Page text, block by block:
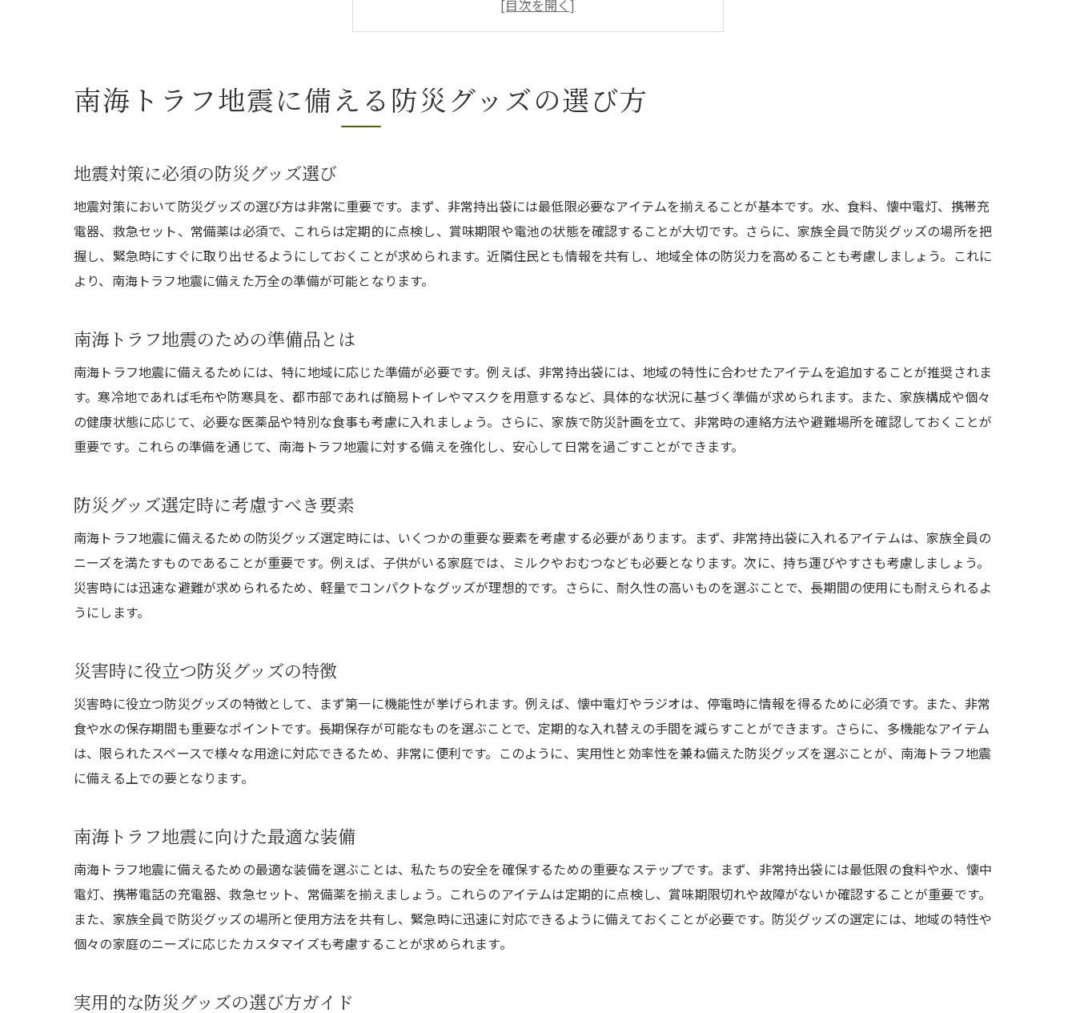
災害時に役立つ防災グッズの特徴
実用的な防災グッズの選び方ガイド
お役立ち情報！地震対策の新常識を学ぶ
地震対策の常識に変革をもたらす知識
南海トラフ地震に備える新しい対策
地震対策の進化を理解するポイント
地震対策のトレンドを知るメリット
地震対策の基礎を固める準備法
防災グッズ準備の基礎知識を解説
南海トラフ地震に向けた準備の重要性
地震対策の基本！効率的な準備法
非常持出袋に欠かせない必須アイテム
災害時に役立つアイテムリスト公開
非常持出袋に何を入れるべきか
家族で始める！地震対策と防災計画の共有
家族全員の防災意識を高める方法
家庭で取り組む地震対策の実践
家庭での地震対策のステップバイステップ
防災グッズの点検と管理方法を知る
定期的な防災グッズの点検法
防災グッズの管理をスムーズにするコツ
南海トラフ地震に備える防災グッズの選び方
地震対策に必須の防災グッズ選び
地震対策において防災グッズの選び方は非常に重要です。まず、非常持出袋には最低限必要なアイテムを揃えることが基本です。水、食料、懐中電灯、携帯充
電器、救急セット、常備薬は必須で、これらは定期的に点検し、賞味期限や電池の状態を確認することが大切です。さらに、家族全員で防災グッズの場所を把
握し、緊急時にすぐに取り出せるようにしておくことが求められます。近隣住民とも情報を共有し、地域全体の防災力を高めることも考慮しましょう。これに
より、南海トラフ地震に備えた万全の準備が可能となります。
南海トラフ地震のための準備品とは
南海トラフ地震に備えるためには、特に地域に応じた準備が必要です。例えば、非常持出袋には、地域の特性に合わせたアイテムを追加することが推奨されま
す。寒冷地であれば毛布や防寒具を、都市部であれば簡易トイレやマスクを用意するなど、具体的な状況に基づく準備が求められます。また、家族構成や個々
の健康状態に応じて、必要な医薬品や特別な食事も考慮に入れましょう。さらに、家族で防災計画を立て、非常時の連絡方法や避難場所を確認しておくことが
重要です。これらの準備を通じて、南海トラフ地震に対する備えを強化し、安心して日常を過ごすことができます。
防災グッズ選定時に考慮すべき要素
南海トラフ地震に備えるための防災グッズ選定時には、いくつかの重要な要素を考慮する必要があります。まず、非常持出袋に入れるアイテムは、家族全員の
ニーズを満たすものであることが重要です。例えば、子供がいる家庭では、ミルクやおむつなども必要となります。次に、持ち運びやすさも考慮しましょう。
災害時には迅速な避難が求められるため、軽量でコンパクトなグッズが理想的です。さらに、耐久性の高いものを選ぶことで、長期間の使用にも耐えられるよ
うにします。
災害時に役立つ防災グッズの特徴
災害時に役立つ防災グッズの特徴として、まず第一に機能性が挙げられます。例えば、懐中電灯やラジオは、停電時に情報を得るために必須です。また、非常
食や水の保存期間も重要なポイントです。長期保存が可能なものを選ぶことで、定期的な入れ替えの手間を減らすことができます。さらに、多機能なアイテム
は、限られたスペースで様々な用途に対応できるため、非常に便利です。このように、実用性と効率性を兼ね備えた防災グッズを選ぶことが、南海トラフ地震
に備える上での要となります。
南海トラフ地震に向けた最適な装備
南海トラフ地震に備えるための最適な装備を選ぶことは、私たちの安全を確保するための重要なステップです。まず、非常持出袋には最低限の食料や水、懐中
電灯、携帯電話の充電器、救急セット、常備薬を揃えましょう。これらのアイテムは定期的に点検し、賞味期限切れや故障がないか確認することが重要です。
また、家族全員で防災グッズの場所と使用方法を共有し、緊急時に迅速に対応できるように備えておくことが必要です。防災グッズの選定には、地域の特性や
個々の家庭のニーズに応じたカスタマイズも考慮することが求められます。
実用的な防災グッズの選び方ガイド